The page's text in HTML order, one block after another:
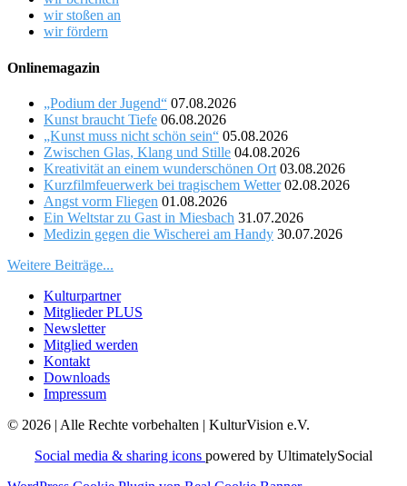
wir stoßen an
wir fördern
Onlinemagazin
„Podium der Jugend“ 07.08.2026
Kunst braucht Tiefe 06.08.2026
„Kunst muss nicht schön sein“ 05.08.2026
Zwischen Glas, Klang und Stille 04.08.2026
Kreativität an einem wunderschönen Ort 03.08.2026
Kurzfilmfeuerwerk bei tragischem Wetter 02.08.2026
Angst vorm Fliegen 01.08.2026
Ein Weltstar zu Gast in Miesbach 31.07.2026
Medizin gegen die Wischerei am Handy 30.07.2026
Weitere Beiträge...
Kulturpartner
Mitglieder PLUS
Newsletter
Mitglied werden
Kontakt
Downloads
Impressum
© 2026 | Alle Rechte vorbehalten | KulturVision e.V.
Social media & sharing icons powered by UltimatelySocial